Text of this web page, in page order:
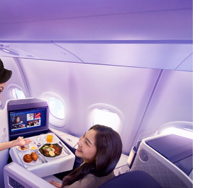
Hong Kong
Kong